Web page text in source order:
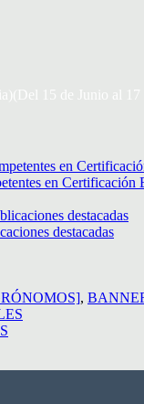
15 de Junio al
en Certificación
destacadas
,